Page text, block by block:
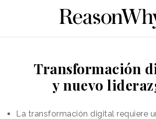
Transformación
y nuevo
La transformación digital requiere